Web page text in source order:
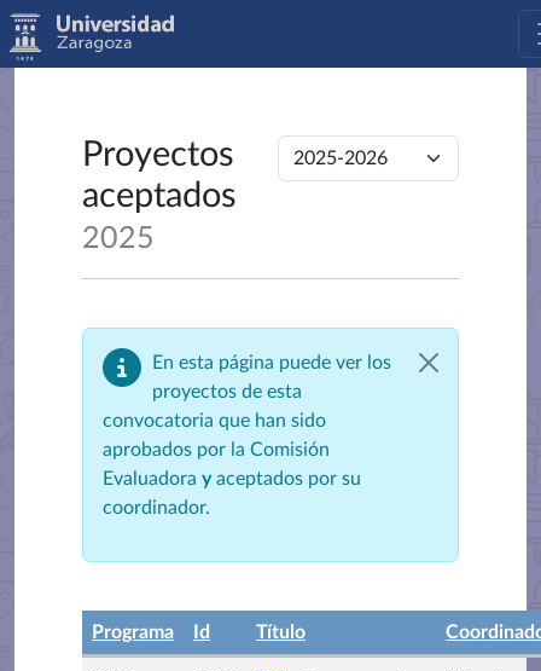
Proyectos
aceptados
2025
En esta página puede ver los
proyectos de esta
convocatoria que han sido
aprobados por la Comisión
Evaluadora yaceptados por su
coordinador.
Programa Id Título